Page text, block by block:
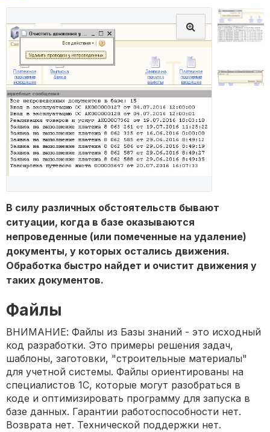
В силу различных обстоятельств бывают
ситуации, когда в базе оказываются
непроведенные (или помеченные на удаление)
документы, у которых остались движения.
Обработка быстро найдет и очистит движения у
таких документов.
Файлы
ВНИМАНИЕ: Файлы из Базы знаний - это исходный
код разработки. Это примеры решения задач,
шаблоны, заготовки, "строительные материалы"
для учетной системы. Файлы ориентированы на
специалистов 1С, которые могут разобраться в
коде и оптимизировать программу для запуска в
базе данных. Гарантии работоспособности нет.
Возврата нет. Технической поддержки нет.